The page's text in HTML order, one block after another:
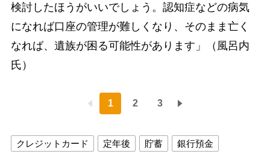
検討したほうがいいでしょう。認知症などの病気
になれば口座の管理が難しくなり、そのまま亡く
なれば、遺族が困る可能性があります」（風呂内
氏）
1 2 3
クレジットカード 定年後 貯蓄 銀行預金